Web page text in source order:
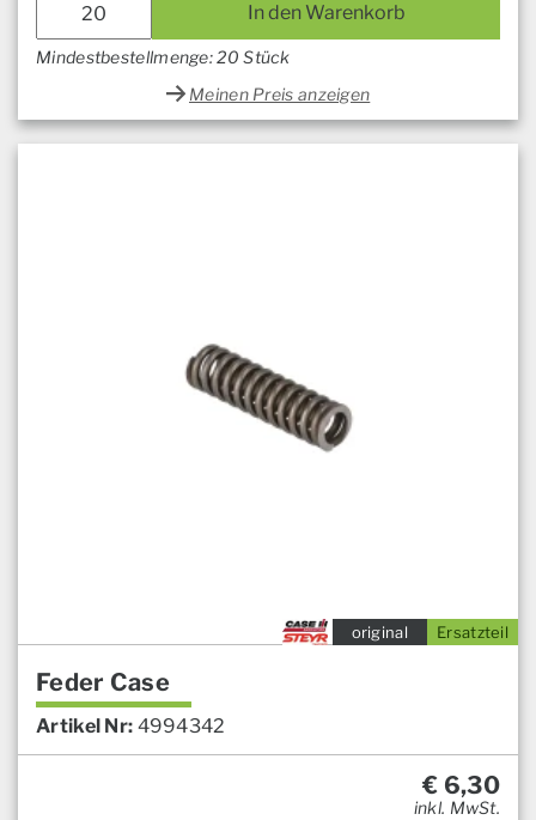
In den Warenkorb
Mindestbestellmenge: 20 Stück
Meinen Preis anzeigen
Ersatzteil
original
Feder Case
Artikel Nr: 4994342
€ 6,30
inkl. MwSt.